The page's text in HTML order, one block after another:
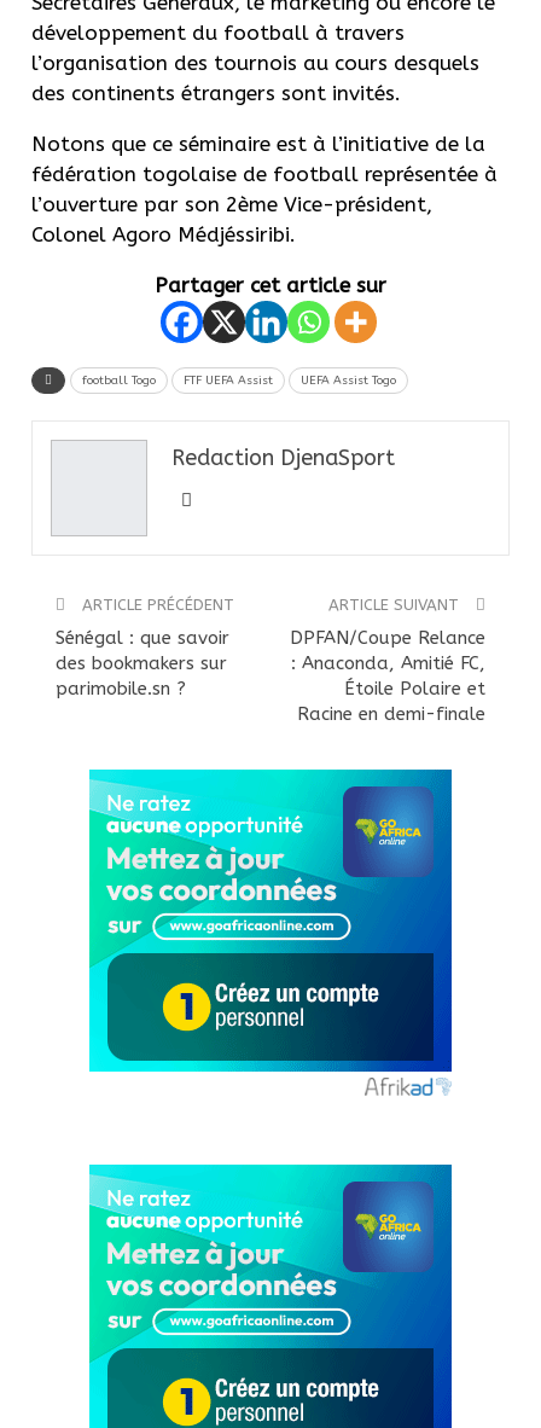
développement du football à travers
l’organisation des tournois au cours desquels
des continents étrangers sont invités.
Notons que ce séminaire est à l’initiative de la
fédération togolaise de football représentée à
l’ouverture par son 2ème Vice-président,
Colonel Agoro Médjéssiribi.
Partager cet article sur
football Togo FTF UEFA Assist UEFA Assist Togo
Redaction DjenaSport
ARTICLE PRÉCÉDENT
Sénégal : que savoir
des bookmakers sur
parimobile.sn ?
ARTICLE SUIVANT
DPFAN/Coupe Relance
: Anaconda, Amitié FC,
Étoile Polaire et
Racine en demi-finale